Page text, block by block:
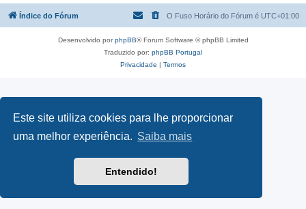
Este site utiliza cookies para lhe proporcionar
uma melhor experiência. Saiba mais
Entendido!
Índice do Fórum O Fuso Horário do Fórum é UTC+01:00
Desenvolvido porphpBB® Forum Software © phpBB Limited
Traduzido por: phpBB Portugal
Privacidade | Termos